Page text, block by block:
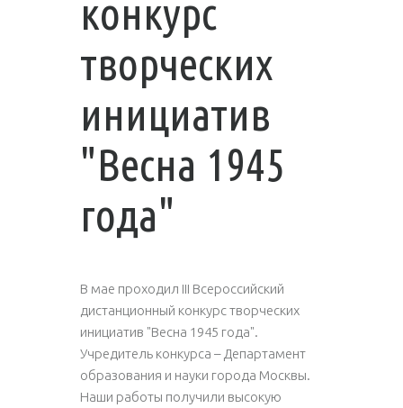
конкурс
творческих
инициатив
"Весна 1945
года"
В мае проходил III Всероссийский
дистанционный конкурс творческих
инициатив "Весна 1945 года".
Учредитель конкурса – Департамент
образования и науки города Москвы.
Наши работы получили высокую